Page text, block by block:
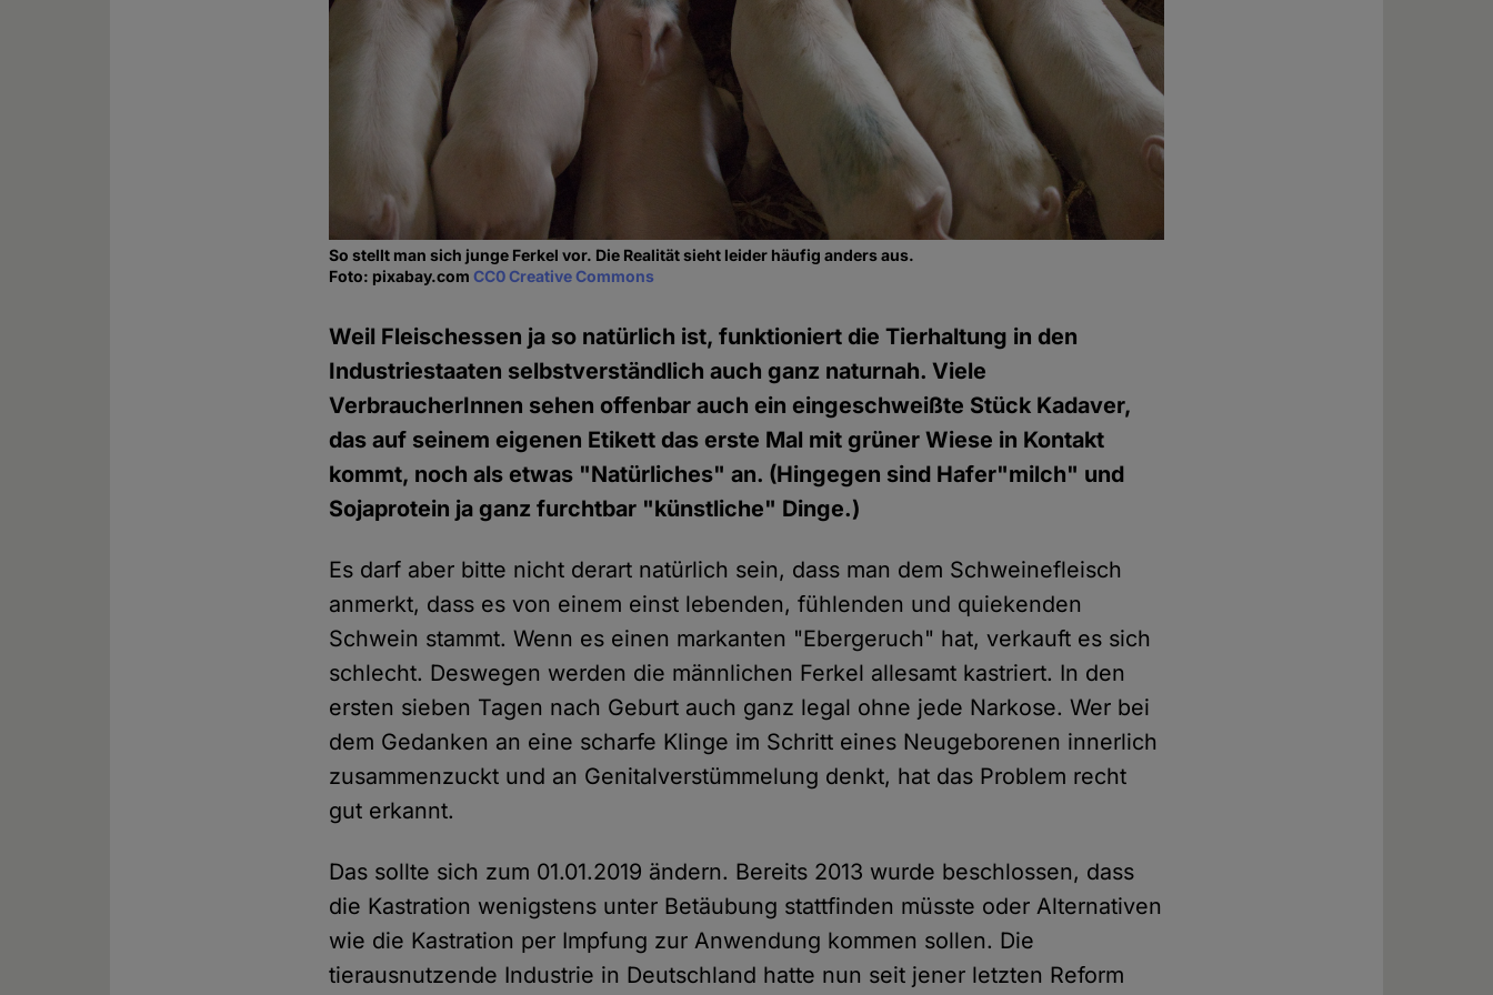
So stellt man sich junge Ferkel vor. Die Realität sieht leider häufig anders aus.
Foto: pixabay.comCC0 Creative Commons
Weil Fleischessen ja so natürlich ist, funktioniert die Tierhaltung in den
Industriestaaten selbstverständlich auch ganz naturnah. Viele
VerbraucherInnen sehen offenbar auch ein eingeschweißte Stück Kadaver,
das auf seinem eigenen Etikett das erste Mal mit grüner Wiese in Kontakt
kommt, noch als etwas "Natürliches" an. (Hingegen sind Hafer"milch" und
Sojaprotein ja ganz furchtbar "künstliche" Dinge.)
Es darf aber bitte nicht derart natürlich sein, dass man dem Schweinefleisch
anmerkt, dass es von einem einst lebenden, fühlenden und quiekenden
Schwein stammt. Wenn es einen markanten "Ebergeruch" hat, verkauft es sich
schlecht. Deswegen werden die männlichen Ferkel allesamt kastriert. In den
ersten sieben Tagen nach Geburt auch ganz legal ohne jede Narkose. Wer bei
dem Gedanken an eine scharfe Klinge im Schritt eines Neugeborenen innerlich
zusammenzuckt und an Genitalverstümmelung denkt, hat das Problem recht
gut erkannt.
Das sollte sich zum 01.01.2019 ändern. Bereits 2013 wurde beschlossen, dass
die Kastration wenigstens unter Betäubung stattfinden müsste oder Alternativen
wie die Kastration per Impfung zur Anwendung kommen sollen. Die
tierausnutzende Industrie in Deutschland hatte nun seit jener letzten Reform